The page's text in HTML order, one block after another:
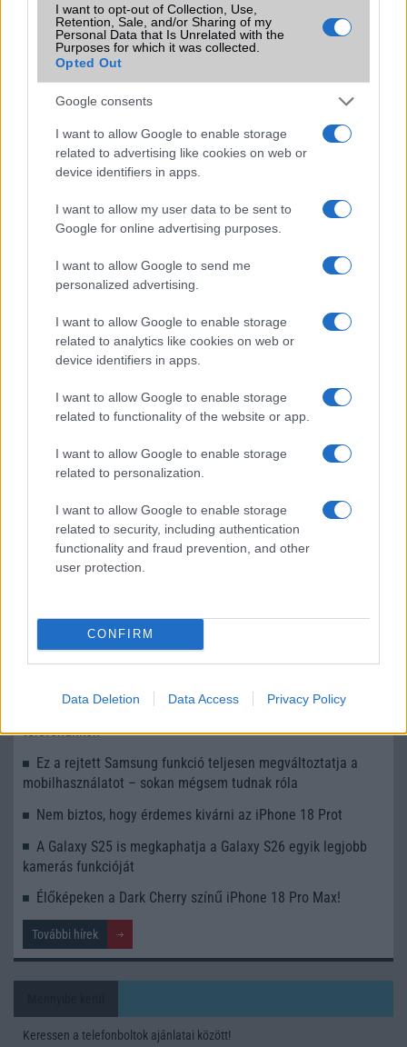
I want to opt-out of Collection, Use,
Retention, Sale, and/or Sharing of my
Personal Data that Is Unrelated with the
Purposes for which it was collected.
Opted Out
Google consents
I want to allow Google to enable storage
related to advertising like cookies on web or
device identifiers in apps.
I want to allow my user data to be sent to
Google for online advertising purposes.
I want to allow Google to send me
personalized advertising.
I want to allow Google to enable storage
related to analytics like cookies on web or
device identifiers in apps.
I want to allow Google to enable storage
related to functionality of the website or app.
I want to allow Google to enable storage
related to personalization.
I want to allow Google to enable storage
related to security, including authentication
functionality and fraud prevention, and other
user protection.
CONFIRM
Data Deletion Data Access Privacy Policy
KAPCSOLÓDÓ HÍREK
Friss és ropogós OnePlus Two hírek
Csalt a OnePlus a teszteken?
Geekbench-en a OnePlus 7 Pro
A OnePlus reagált a csalás vádjára
Véget ér egy legenda - Ez lehet a OnePlus utolsó hete
önálló márkaként
Újabb pletyka rengetheti meg az Android piacát: a OnePlus
mellett a realme jövője is bizonytalanná válhat
Európából és Észak-Amerikából
LEGOLVASOTTABBAK
Számos népszerű Samsung Galaxy készülék kimarad a One
UI 9 frissítésből – itt a lista az érintett modellekről
Apple az új csúcsmobilokról
Az Android rejtett automatizmusai: hat funkció, amely
Google Maps vs. Waze: A két navigációs óriás küzdelme a
telefonunkon
Ez a rejtett Samsung funkció teljesen megváltoztatja a
mobilhasználatot – sokan mégsem tudnak róla
Nem biztos, hogy érdemes kivárni az iPhone 18 Prot
A Galaxy S25 is megkaphatja a Galaxy S26 egyik legjobb
kamerás funkcióját
Élőképeken a Dark Cherry színű iPhone 18 Pro Max!
További hírek
Keressen a telefonboltok ajánlatai között!